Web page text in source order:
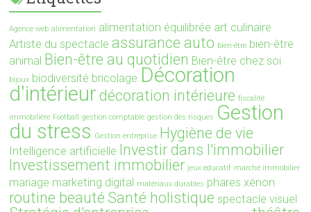
Agence web alimentation alimentation équilibrée art culinaire
Artiste du spectacle assurance auto bien-être bien-être
animal Bien-être au quotidien Bien-être chez soi
bijoux biodiversité bricolage Décoration
d'intérieur décoration intérieure fiscalité
immobilière Football gestion comptable gestion des risques Gestion
du stress Gestion entreprise Hygiène de vie
Intelligence artificielle Investir dans l'immobilier
Investissement immobilier jeux éducatif marché immobilier
mariage marketing digital matériaux durables phares xénon
routine beauté Santé holistique spectacle visuel